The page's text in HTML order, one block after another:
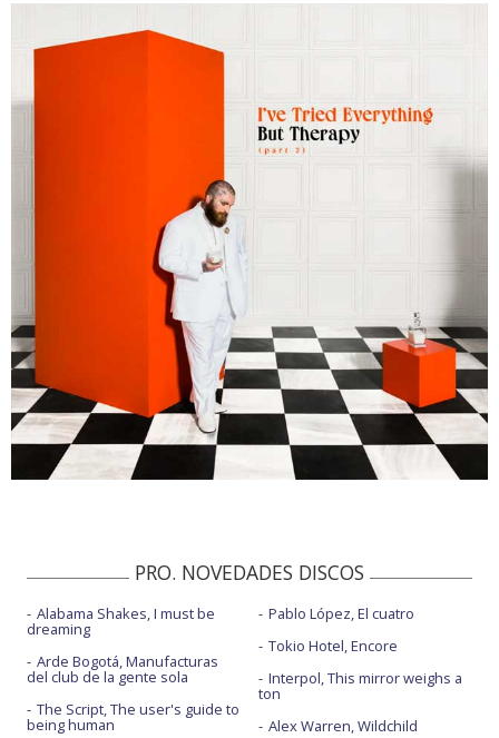
PRO. NOVEDADES DISCOS
Alabama Shakes, I must be
dreaming
Arde Bogotá, Manufacturas
del club de la gente sola
The Script, The user's guide to
being human
Pablo López, El cuatro
Tokio Hotel, Encore
Interpol, This mirror weighs a
ton
Alex Warren, Wildchild